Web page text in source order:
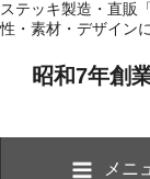
ステッキ製造・直販
性・素材・デザイン
昭和7年創
メニ